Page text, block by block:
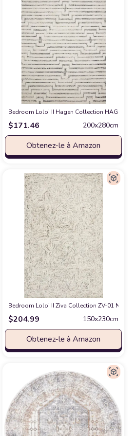
for Bedroom, Kitchen, Living Room,5
White/Grey 5'-3" x 7'-6" Area Rug chez
Bedroom Loloi II Hagen Collection HAG-03
$171.46 200x280cm
Obtenez-le à Amazon
chez Amazon
Area Rug 6' x 9' chez Amazon
Bedroom Loloi II Ziva Collection ZV-01
$204.99 150x230cm
Obtenez-le à Amazon